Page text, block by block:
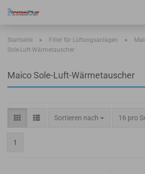
Startseite » Filter für Lüftungsanlagen »
Sole-Luft-Wärmetauscher
Maico Sole-Luft-Wärmetauscher
Sortieren nach
Sortieren nach 16 pro
pro Seite
1